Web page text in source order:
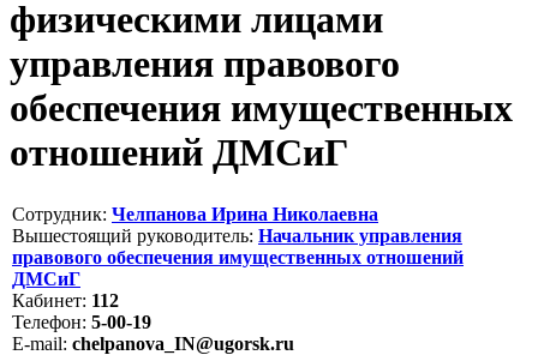
физическими лицами
управления правового
обеспечения имущественных
отношений ДМСиГ
Сотрудник: Челпанова Ирина Николаевна
Вышестоящий руководитель: Начальник управления
правового обеспечения имущественных отношений
ДМСиГ
Кабинет: 112
Телефон: 5-00-19
E-mail: chelpanova_IN@ugorsk.ru